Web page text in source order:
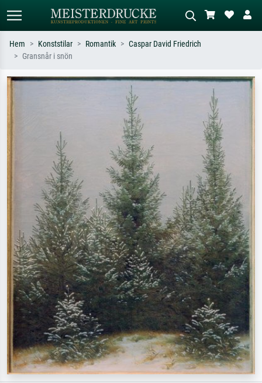
Beskriv scenen – t.ex. grön äng,
abstrakt med mycket rött, mörk
oljemålning, stående naken bredvid ett
Hem Konststilar Romantik
Caspar David Friedrich
Gransnår i snön